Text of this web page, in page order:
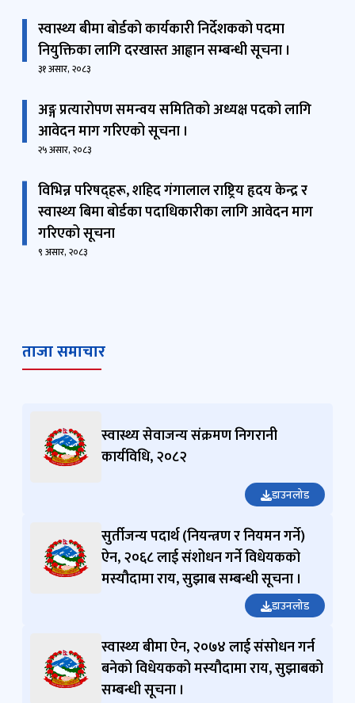
स्वास्थ्य बीमा बोर्डको कार्यकारी निर्देशकको पदमा
नियुक्तिका लागि दरखास्त आह्वान सम्बन्धी सूचना ।
३१ असार, २०८३
अङ्ग प्रत्यारोपण समन्वय समितिको अध्यक्ष पदको लागि
आवेदन माग गरिएको सूचना ।
२५ असार, २०८३
विभिन्न परिषद्हरू, शहिद गंगालाल राष्ट्रिय हृदय केन्द्र र
स्वास्थ्य बिमा बोर्डका पदाधिकारीका लागि आवेदन माग
गरिएको सूचना
९ असार, २०८३
ताजा समाचार
स्वास्थ्य सेवाजन्य संक्रमण निगरानी
कार्यविधि, २०८२
डाउनलोड
सुर्तीजन्य पदार्थ (नियन्त्रण र नियमन गर्ने)
ऐन, २०६८ लाई संशोधन गर्ने विधेयकको
मस्यौदामा राय, सुझाब सम्बन्धी सूचना ।
डाउनलोड
स्वास्थ्य बीमा ऐन, २०७४ लाई संसोधन गर्न
बनेको विधेयकको मस्यौदामा राय, सुझाबको
सम्बन्धी सूचना ।